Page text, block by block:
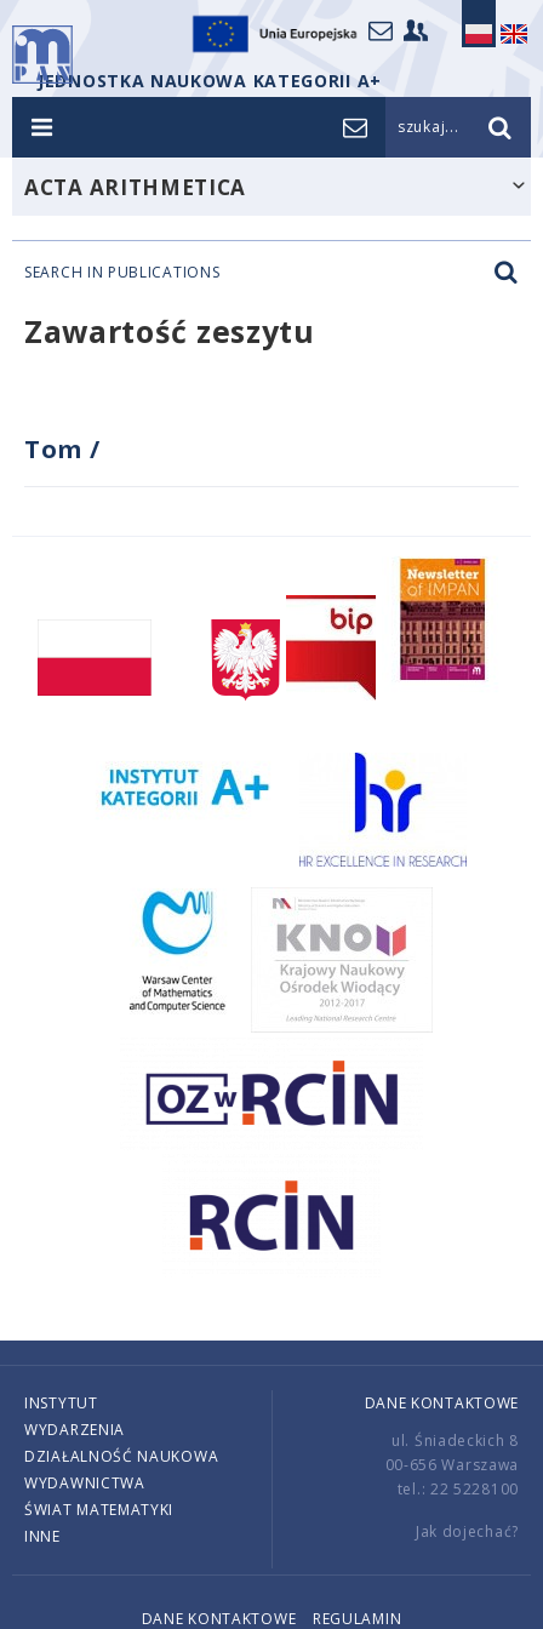
JEDNOSTKA NAUKOWA KATEGORII A+
szukaj...
ACTA ARITHMETICA
SEARCH IN PUBLICATIONS
Zawartość zeszytu
Tom /
INSTYTUT
WYDARZENIA
DZIAŁALNOŚĆ NAUKOWA
WYDAWNICTWA
ŚWIAT MATEMATYKI
INNE
DANE KONTAKTOWE
ul. Śniadeckich 8
00-656 Warszawa
tel.: 22 5228100
Jak dojechać?
DANE KONTAKTOWE REGULAMIN